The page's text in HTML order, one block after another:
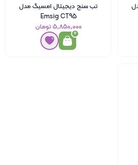
تب سنج دیجیتال امسیگ مدل
Emsig CT95
۵٬۸۵۰٬۰۰۰ تومان